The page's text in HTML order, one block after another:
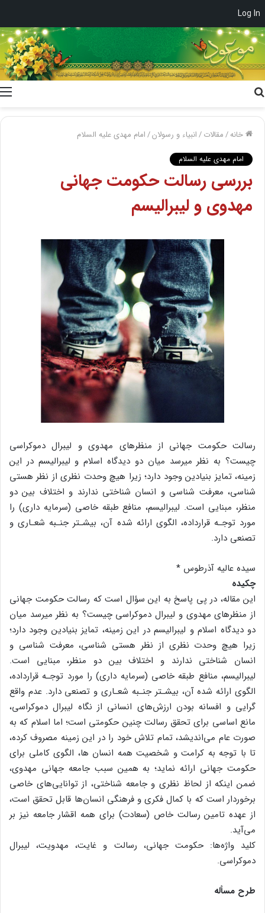
Log In
خانه/مقالات/انبیاء و رسولان/امام مهدی علیه السلام
امام مهدی علیه السلام
بررسی رسالت حکومت جهانی
مهدوی و ليبراليسم
رسالت حکومت جهانی از منظرهای مهدوی و لیبرال دموکراسی
چیست؟ به نظر میرسد میان دو دیدگاه اسلام و لیبرالیسم در این
زمینه، تمایز بنیادین وجود دارد؛ زیرا هیچ وحدت نظری از نظر هستی
شناسی، معرفت شناسی و انسان شناختی ندارند و اختلاف بین دو
منظر، مبنایی است. لیبرالیسم، منافع طبقه خاصی (سرمایه داری) را
مورد توجـه قرارداده، الگوی ارائه شده آن، بیشـتر جنـبه شعـاری و
تصنعی دارد.
سیده عالیه آذرطوس *
چکیده
این مقاله، در پی پاسخ به این سؤال است که رسالت حکومت جهانی
از منظرهای مهدوی و لیبرال دموکراسی چیست؟ به نظر میرسد میان
دو دیدگاه اسلام و لیبرالیسم در این زمینه، تمایز بنیادین وجود دارد؛
زیرا هیچ وحدت نظری از نظر هستی شناسی، معرفت شناسی و
انسان شناختی ندارند و اختلاف بین دو منظر، مبنایی است.
لیبرالیسم، منافع طبقه خاصی (سرمایه داری) را مورد توجـه قرارداده،
الگوی ارائه شده آن، بیشـتر جنـبه شعـاری و تصنعی دارد. عدم واقع
گرایی و افسانه بودن ارزش‌های انسانی از نگاه لیبرال دموکراسی،
مانع اساسی برای تحقق رسالت چنین حکومتی است؛ اما اسلام که به
صورت عام می‌اندیشد، تمام تلاش خود را در این زمینه مصروف کرده،
تا با توجه به کرامت و شخصیت همه انسان ها، الگوی کاملی برای
حکومت جهانی ارائه نماید؛ به همین سبب جامعه جهانی مهدوی،
ضمن اینکه از لحاظ نظری و جامعه شناختی، از توانایی‌های خاصی
برخوردار است که با کمال فکری و فرهنگی انسان‌ها قابل تحقق است،
از عهده تامین رسالت خاص (سعادت) برای همه اقشار جامعه نیز بر
می‌آید.
کلید واژه‌ها: حکومت جهانی، رسالت و غایت، مهدویت، لیبرال
دموکراسی.
طرح مسأله